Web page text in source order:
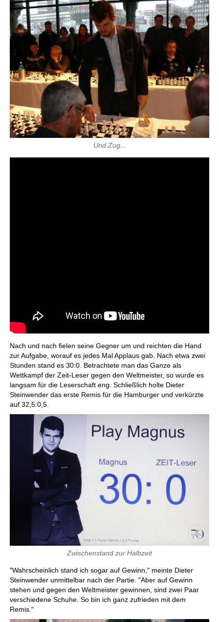
Und Zug...
Nach und nach fielen seine Gegner um und reichten die Hand
zur Aufgabe, worauf es jedes Mal Applaus gab. Nach etwa zwei
Stunden stand es 30:0. Betrachtete man das Ganze als
Wettkampf der Zeit-Leser gegen den Weltmeister, so wurde es
langsam für die Leserschaft eng. Schließlich holte Dieter
Steinwender das erste Remis für die Hamburger und verkürzte
auf 32,5:0,5.
Zwischenstand zur Halbzeit
"Wahrscheinlich stand ich sogar auf Gewinn," meinte Dieter
Steinwender unmittelbar nach der Partie. "Aber auf Gewinn
stehen und gegen den Weltmeister gewinnen, sind zwei Paar
verschiedene Schuhe. So bin ich ganz zufrieden mit dem
Remis."